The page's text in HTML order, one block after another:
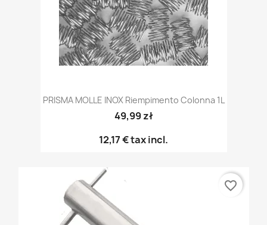
PRISMA MOLLE INOX Riempimento Colonna 1L
49,99 zł
12,17 €tax incl.
favorite_border